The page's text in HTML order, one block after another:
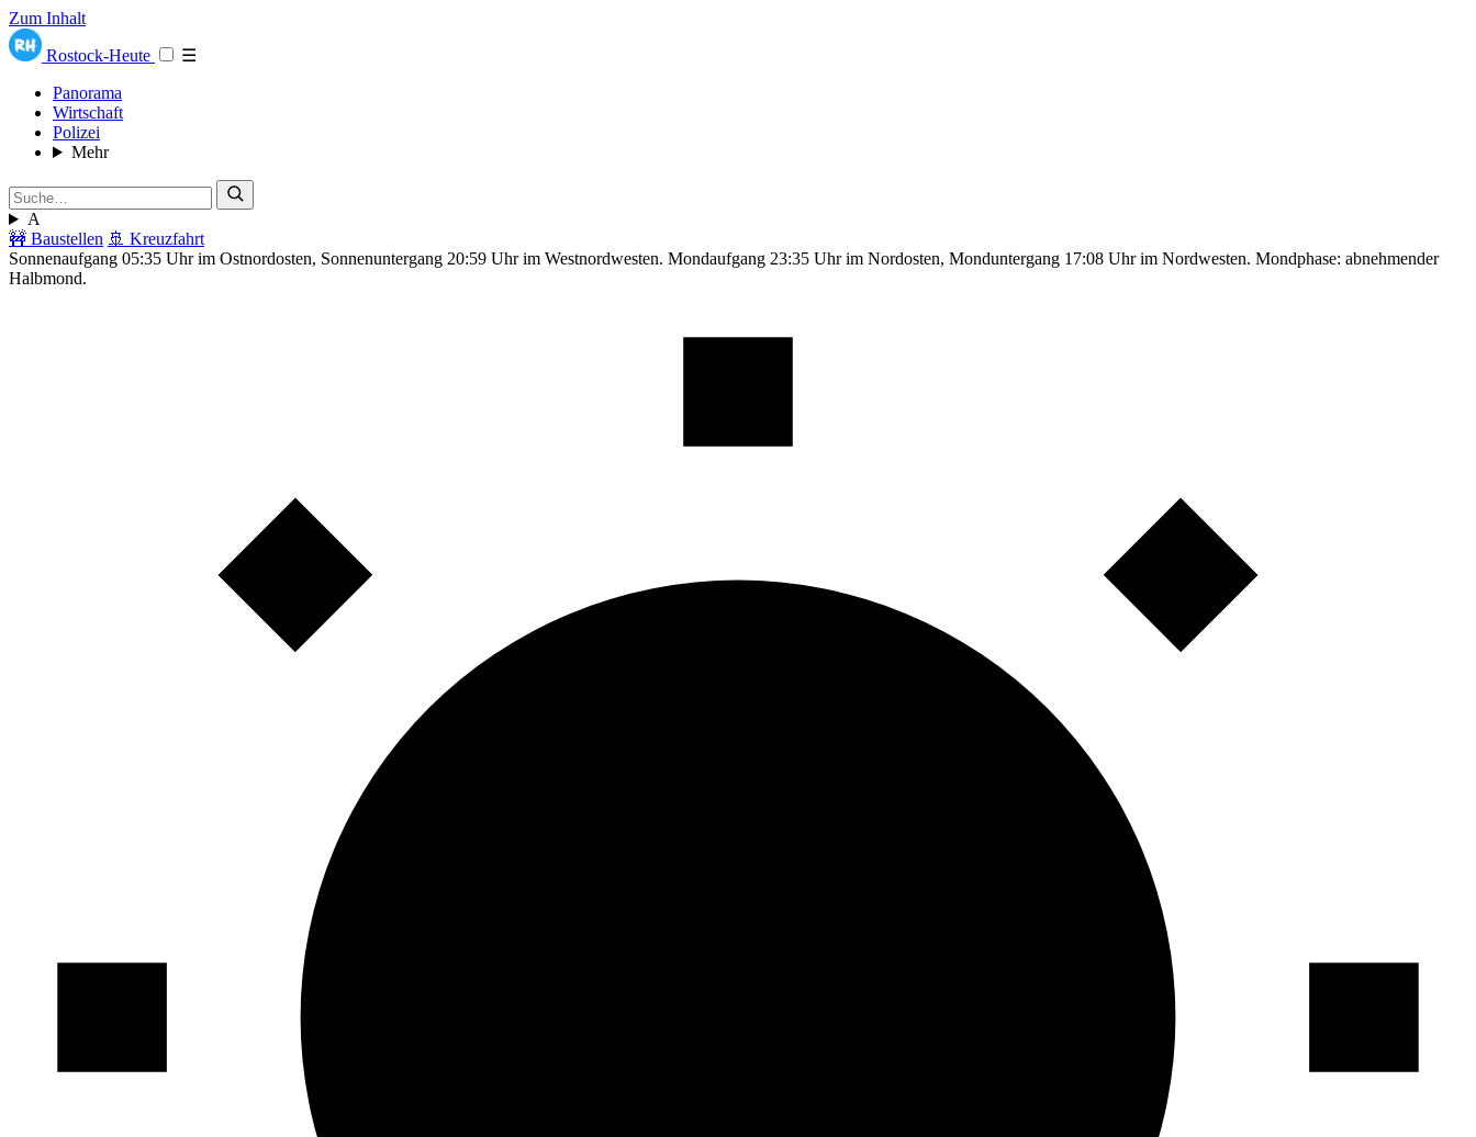
Zum Inhalt
Rostock-Heute
☰
Panorama
Wirtschaft
Polizei
Mehr
A
🚧 Baustellen 🚢 Kreuzfahrt
Sonnenaufgang 05:35 Uhr im Ostnordosten, Sonnenuntergang 20:59 Uhr im Westnordwesten. Mondaufgang 23:35 Uhr im Nordosten, Monduntergang 17:08 Uhr im Nordwesten. Mondphase: abnehmender
Halbmond.